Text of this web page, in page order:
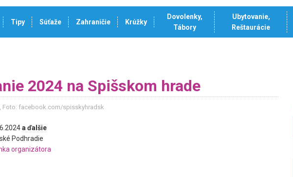
Tipy Súťaže Zahraničie Krúžky
Dovolenky,
Tábory
Ubytovanie,
Reštaurácie
2024 na Spišskom hrade
, Foto: facebook.com/spisskyhradsk
a ďalšie
Podhradie
organizátora